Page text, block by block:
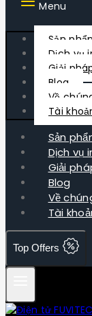
Menu
Sản
Dịch vụ
Giải
Blog
Về
Tài
Sản
Dịch vụ
Giải
Blog
Về
Tài
Top Offers